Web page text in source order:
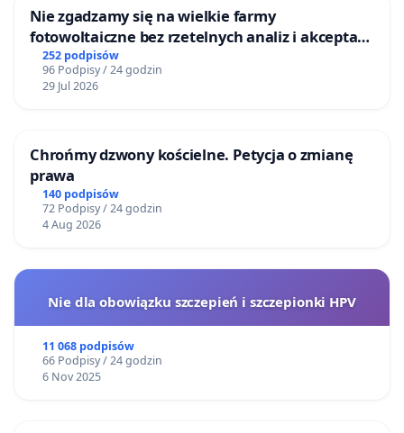
Nie zgadzamy się na wielkie farmy
fotowoltaiczne bez rzetelnych analiz i akceptacji
mieszkańców
252 podpisów
96 Podpisy / 24 godzin
29 Jul 2026
Chrońmy dzwony kościelne. Petycja o zmianę
prawa
140 podpisów
72 Podpisy / 24 godzin
4 Aug 2026
Nie dla obowiązku szczepień i szczepionki HPV
11 068 podpisów
66 Podpisy / 24 godzin
6 Nov 2025